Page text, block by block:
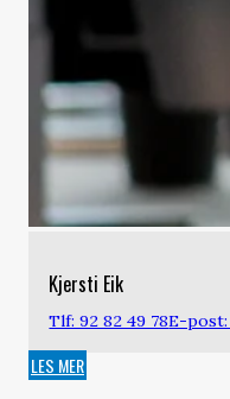
Kjersti Eik
Tlf: 92 82 49 78E-
LES MER